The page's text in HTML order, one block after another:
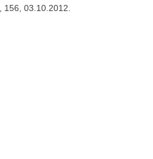
, 156, 03.10.2012.